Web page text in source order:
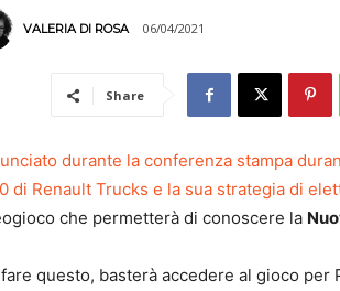
VALERIA DI ROSA 06/04/2021
Share
durante la conferenza stampa
di Renault Trucks e la sua strategia di
che permetterà di conoscere la
questo, basterà accedere al gioco per